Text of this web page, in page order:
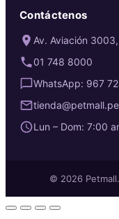
Contáctenos
Av. Aviación
01 748 8000
WhatsApp: 967
tienda@petmall.pe
Lun – Dom: 7:00
© 2026